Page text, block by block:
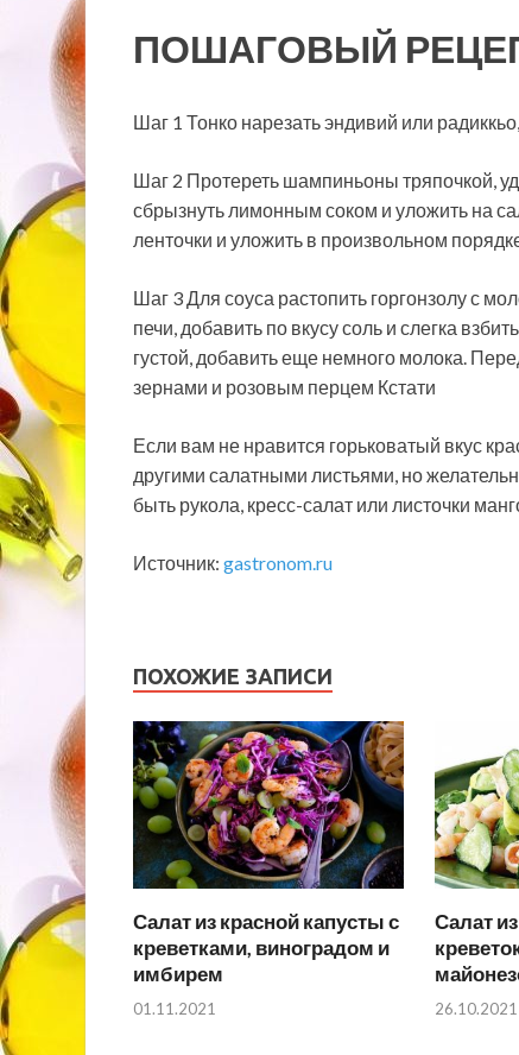
ПОШАГОВЫЙ
Шаг 1 Тонко нарезать эндивий или
Шаг 2 Протереть шампиньоны тряпочкой,
сбрызнуть лимонным соком и уложить на
ленточки и уложить в произвольном
Шаг 3 Для соуса растопить горгонзолу с
печи, добавить по вкусу соль и слегка
густой, добавить еще немного молока.
зернами и розовым перцем Кстати
Если вам не нравится горьковатый вкус
другими салатными листьями, но
быть рукола, кресс-салат или листочки
Источник: gastronom.ru
ПОХОЖИЕ ЗАПИСИ
Салат из красной капусты с
креветками, виноградом и
имбирем
01.11.2021
Салат
26.10.2021